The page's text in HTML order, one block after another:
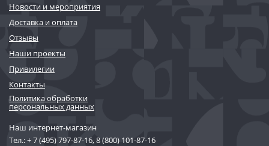
Новости и мероприятия
Доставка и оплата
Отзывы
Наши проекты
Привилегии
Контакты
Политика обработки
персональных данных
Наш интернет-магазин
Тел.:+ 7 (495) 797-87-16,8 (800) 101-87-16